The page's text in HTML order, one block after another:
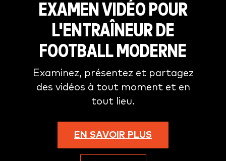
EXAMEN VIDÉO POUR
L'ENTRAÎNEUR DE
FOOTBALL MODERNE
Examinez, présentez et partagez
des vidéos à tout moment et en
tout lieu.
EN SAVOIR PLUS